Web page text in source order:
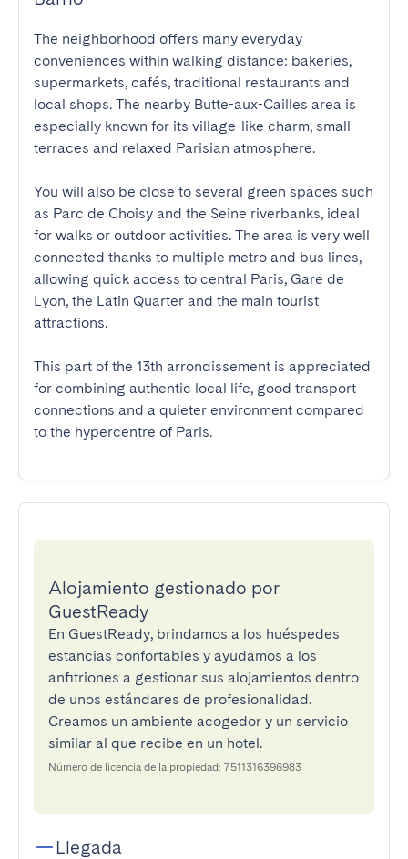
The neighborhood offers many everyday
conveniences within walking distance: bakeries,
supermarkets, cafés, traditional restaurants and
local shops. The nearby Butte-aux-Cailles area is
especially known for its village-like charm, small
terraces and relaxed Parisian atmosphere.
You will also be close to several green spaces such
as Parc de Choisy and the Seine riverbanks, ideal
for walks or outdoor activities. The area is very well
connected thanks to multiple metro and bus lines,
allowing quick access to central Paris, Gare de
Lyon, the Latin Quarter and the main tourist
attractions.
This part of the 13th arrondissement is appreciated
for combining authentic local life, good transport
connections and a quieter environment compared
to the hypercentre of Paris.
Alojamiento gestionado por
GuestReady
En GuestReady, brindamos a los huéspedes
estancias confortables y ayudamos a los
anfitriones a gestionar sus alojamientos dentro
de unos estándares de profesionalidad.
Creamos un ambiente acogedor y un servicio
similar al que recibe en un hotel.
Número de licencia de la propiedad: 7511316396983
Llegada